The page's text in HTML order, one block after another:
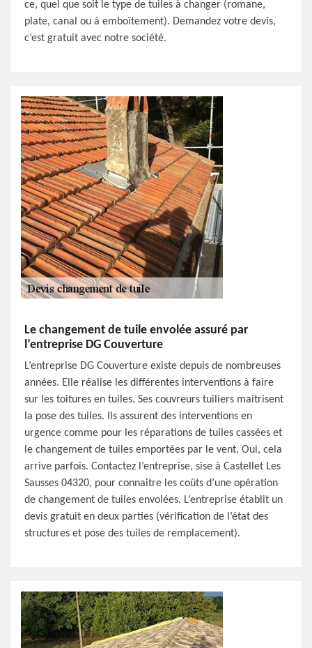
ce, quel que soit le type de tuiles à changer (romane,
plate, canal ou à emboîtement). Demandez votre devis,
c’est gratuit avec notre société.
Le changement de tuile envolée assuré par
l’entreprise DG Couverture
L’entreprise DG Couverture existe depuis de nombreuses
années. Elle réalise les différentes interventions à faire
sur les toitures en tuiles. Ses couvreurs tuiliers maitrisent
la pose des tuiles. Ils assurent des interventions en
urgence comme pour les réparations de tuiles cassées et
le changement de tuiles emportées par le vent. Oui, cela
arrive parfois. Contactez l’entreprise, sise à Castellet Les
Sausses 04320, pour connaitre les coûts d’une opération
de changement de tuiles envolées. L’entreprise établit un
devis gratuit en deux parties (vérification de l’état des
structures et pose des tuiles de remplacement).